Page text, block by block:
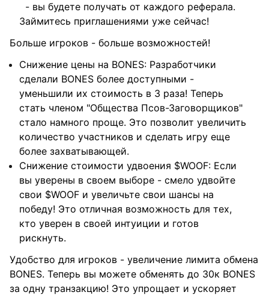
- вы будете получать от каждого реферала.
Займитесь приглашениями уже сейчас!
Больше игроков - больше возможностей!
Снижение цены на BONES: Разработчики
сделали BONES более доступными -
уменьшили их стоимость в 3 раза! Теперь
стать членом "Общества Псов-Заговорщиков"
стало намного проще. Это позволит увеличить
количество участников и сделать игру еще
более захватывающей.
Снижение стоимости удвоения $WOOF: Если
вы уверены в своем выборе - смело удвойте
свои $WOOF и увеличьте свои шансы на
победу! Это отличная возможность для тех,
кто уверен в своей интуиции и готов
рискнуть.
Удобство для игроков - увеличение лимита обмена
BONES. Теперь вы можете обменять до 30к BONES
за одну транзакцию! Это упрощает и ускоряет